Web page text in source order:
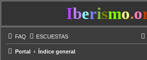
Iberismo.o
FAQ ESCUESTAS
Portal Índice general